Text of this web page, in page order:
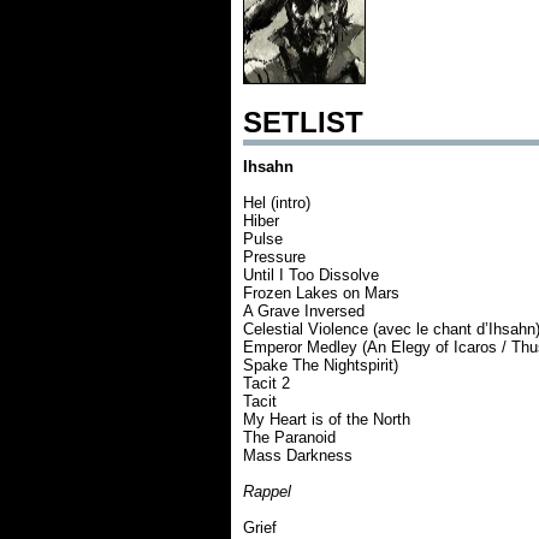
SETLIST
Ihsahn
Hel (intro)
Hiber
Pulse
Pressure
Until I Too Dissolve
Frozen Lakes on Mars
A Grave Inversed
Celestial Violence (avec le chant d’Ihsahn)
Emperor Medley (An Elegy of Icaros /
Spake The Nightspirit)
Tacit 2
Tacit
My Heart is of the North
The Paranoid
Mass Darkness
Rappel
Grief